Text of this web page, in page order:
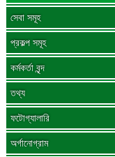
সেবা সমূহ
প্রকল্প সমূহ
কর্মকর্তা বৃন্দ
তথ্য
ফটোগ্যালারি
অর্গানোগ্রাম